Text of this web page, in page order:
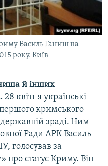
Василь Ганиш на
року. Київ
й інших
28 квітня українські
кримського
державній зраді. Ним
Ради АРК Василь
голосував за
про статус Криму. Він